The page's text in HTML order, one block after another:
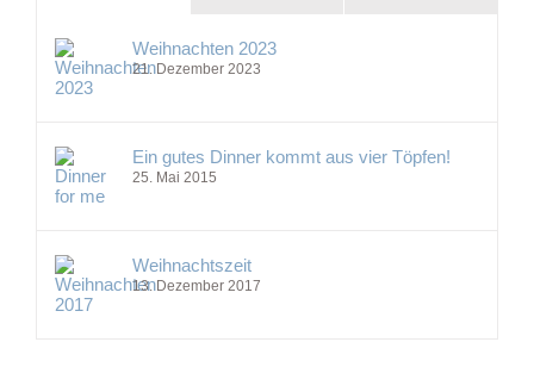
Weihnachten 2023
21. Dezember 2023
Ein gutes Dinner kommt aus vier Töpfen!
25. Mai 2015
Weihnachtszeit
13. Dezember 2017